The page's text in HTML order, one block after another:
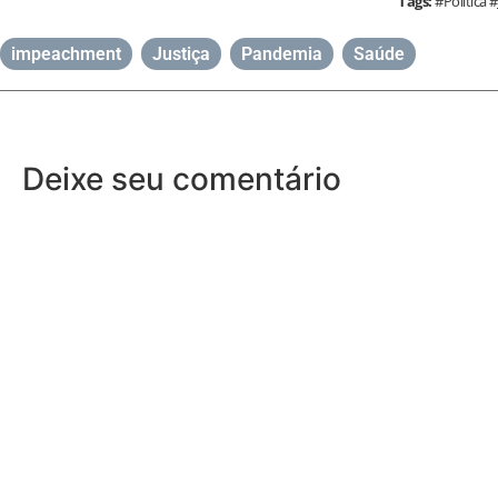
impeachment Justiça Pandemia Saúde
Deixe seu comentário